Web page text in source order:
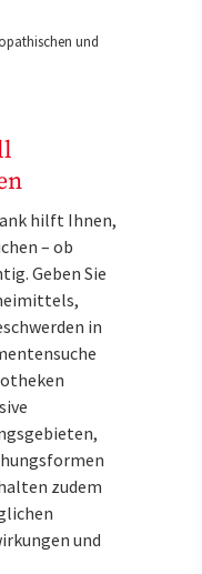
und
hilft Ihnen,
– ob
Geben Sie
in
zudem
und